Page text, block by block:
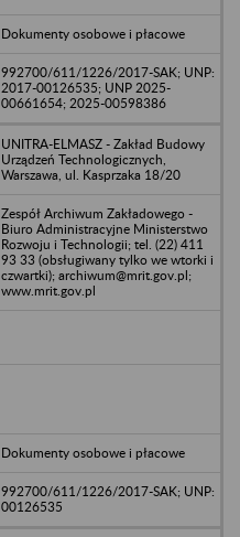
Dokumenty osobowe i płacowe
992700/611/1226/2017-SAK; UNP:
2017-00126535; UNP 2025-
00661654; 2025-00598386
UNITRA-ELMASZ - Zakład Budowy
Urządzeń Technologicznych,
Warszawa, ul. Kasprzaka 18/20
Zespół Archiwum Zakładowego -
Biuro Administracyjne Ministerstwo
Rozwoju i Technologii; tel. (22) 411
93 33 (obsługiwany tylko we wtorki i
czwartki); archiwum@mrit.gov.pl;
www.mrit.gov.pl
Dokumenty osobowe i płacowe
992700/611/1226/2017-SAK; UNP:
00126535